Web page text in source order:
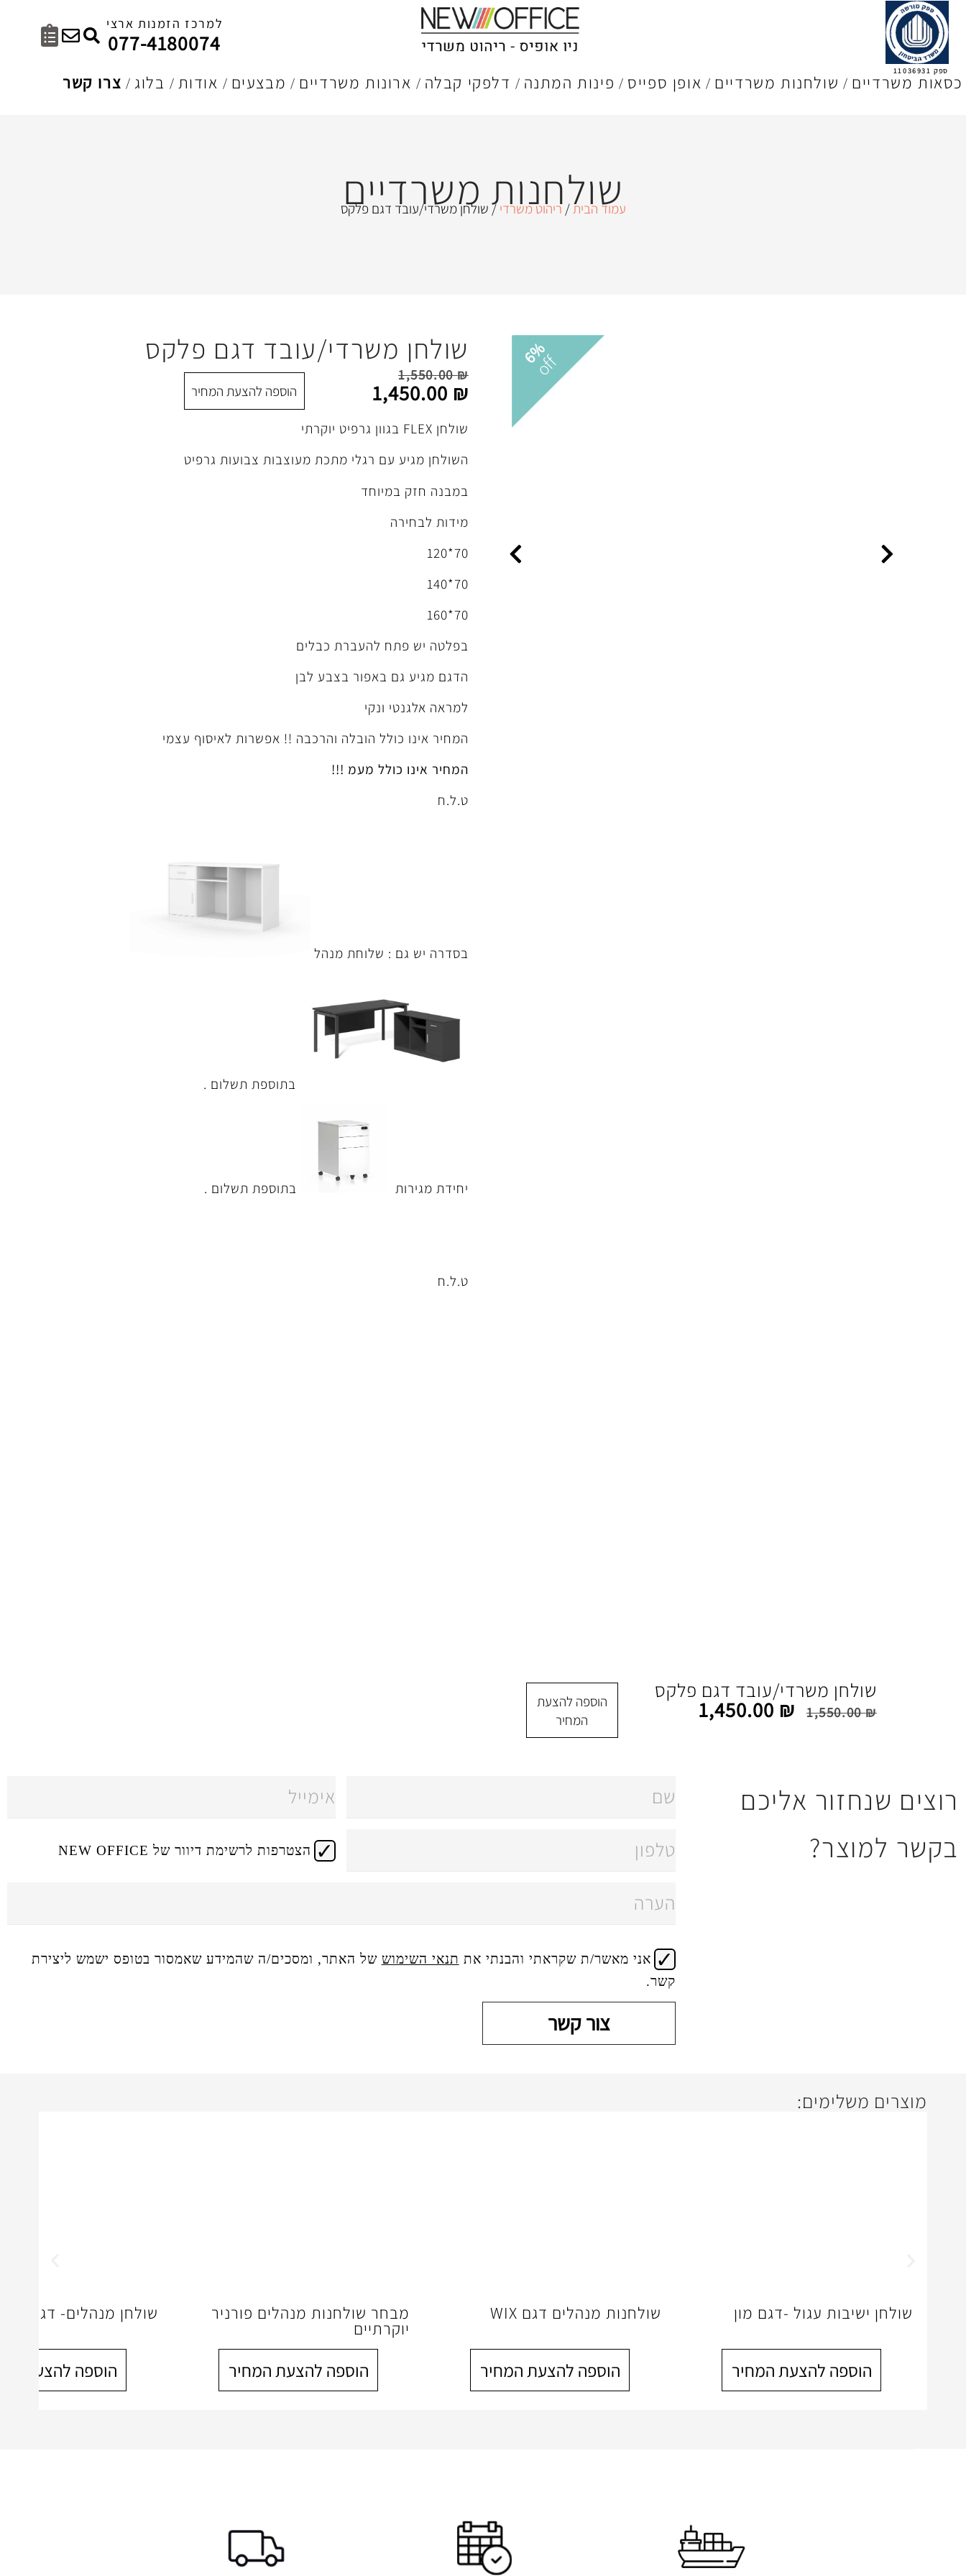
ספק 11036931
למרכז הזמנות ארצי
077-4180074
כסאות משרדיים שולחנות משרדיים אופן ספייס פינות המתנה דלפקי קבלה ארונות משרדיים מבצעים אודות בלוג צרו קשר
שולחנות משרדיים
עמוד הבית /ריהוט משרדי/ שולחן משרדי/עובד דגם פלקס
6%
off
שולחן משרדי/עובד דגם פלקס
1,550.00₪
1,450.00 ₪
הוספה להצעת
המחיר
שולחן משרדי/עובד דגם פלקס
1,550.00₪
1,450.00 ₪ הוספה להצעת המחיר
שולחן FLEX בגוון גרפיט יוקרתי
השולחן מגיע עם רגלי מתכת מעוצבות צבועות גרפיט
במבנה חזק במיוחד
מידות לבחירה
70*120
70*140
70*160
בפלטה יש פתח להעברת כבלים
הדגם מגיע גם באפור בצבע לבן
למראה אלגנטי ונקי
המחיר אינו כולל הובלה והרכבה !! אפשרות לאיסוף עצמי
המחיר אינו כולל מעמ !!!
ט.ל.ח
בסדרה יש גם : שלוחת מנהל
בתוספת תשלום .
יחידת מגירות בתוספת תשלום .
ט.ל.ח
רוצים שנחזור אליכם
בקשר למוצר?
הצטרפות לרשימת דיוור של NEW OFFICE
אני מאשר/ת שקראתי והבנתי את תנאי השימוש של האתר, ומסכים/ה שהמידע שאמסור בטופס ישמש ליצירת
קשר.
צור קשר
מוצרים משלימים:
שולחן ישיבות עגול -דגם מון
הוספה להצעת המחיר
שולחנות מנהלים דגם WIX
הוספה להצעת המחיר
מבחר שולחנות מנהלים פורניר
יוקרתיים
הוספה להצעת המחיר
שולחן מנהלים- דגם
הוספה להצעת